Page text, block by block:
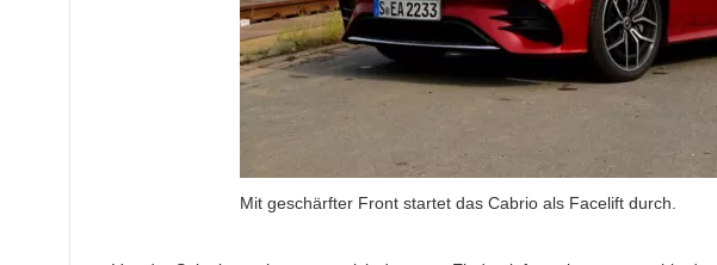
Mit geschärfter Front startet das Cabrio als Facelift durch.